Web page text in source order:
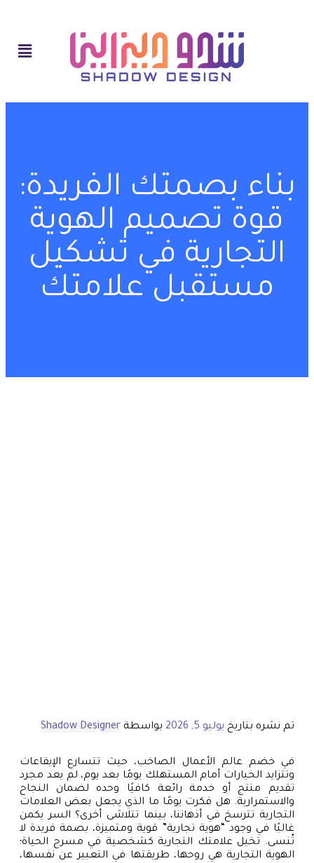
بناء بصمتك الفريدة:
قوة تصميم الهوية
التجارية في تشكيل
مستقبل علامتك
تم نشره بتاريخ يوليو 5, 2026 بواسطة Shadow Designer
في خضم عالم الأعمال الصاخب، حيث تتسارع الإيقاعات
وتتزايد الخيارات أمام المستهلك يومًا بعد يوم، لم يعد مجرد
تقديم منتج أو خدمة رائعة كافيًا وحده لضمان النجاح
والاستمرارية. هل فكرت يومًا ما الذي يجعل بعض العلامات
التجارية تترسخ في أذهاننا، بينما تتلاشى أخرى؟ السر يكمن
غالبًا في وجود “هوية تجارية” قوية ومتميزة، بصمة فريدة لا
تُنسى. تخيل علامتك التجارية كشخصية في مسرح الحياة؛
الهوية التجارية هي روحها، طريقتها في التعبير عن نفسها،